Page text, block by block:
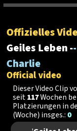
Offizielles
Geiles Leben -
Charlie
Official video
Dieser Video Clip
seit117Wochen
Platzierungen in
(Woche) insges.: 0